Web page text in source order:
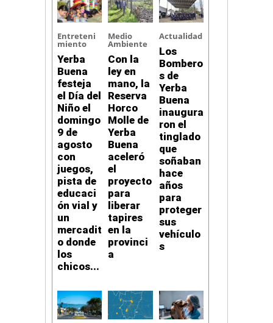
Entreteni
miento
Yerba
Buena
festeja
el Día del
Niño el
domingo
9 de
agosto
con
juegos,
pista de
educaci
ón vial y
un
mercadit
o donde
los
chicos...
Medio
Ambiente
Con la
ley en
mano, la
Reserva
Horco
Molle de
Yerba
Buena
aceleró
el
proyecto
para
liberar
tapires
en la
provinci
a
Actualidad
Los
Bombero
s de
Yerba
Buena
inaugura
ron el
tinglado
que
soñaban
hace
años
para
proteger
sus
vehículo
s